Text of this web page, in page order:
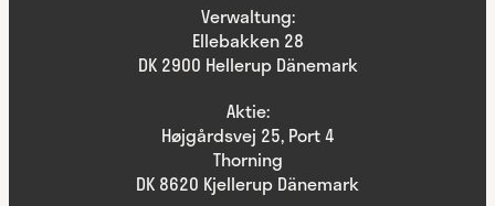
Verwaltung:
Ellebakken 28
DK 2900 Hellerup Dänemark
Aktie:
Højgårdsvej 25, Port 4
Thorning
DK 8620 Kjellerup Dänemark